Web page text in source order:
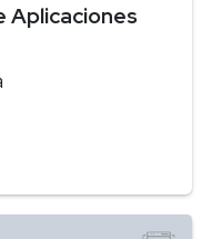
Aplicaciones